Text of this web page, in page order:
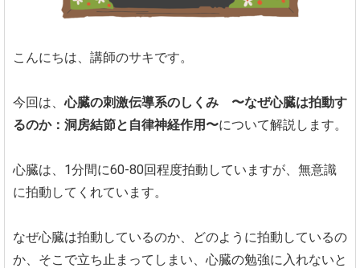
こんにちは、講師のサキです。
今回は、心臓の刺激伝導系のしくみ 〜なぜ心臓は拍動す
るのか：洞房結節と自律神経作用〜について解説します。
心臓は、1分間に60-80回程度拍動していますが、無意識
に拍動してくれています。
なぜ心臓は拍動しているのか、どのように拍動しているの
か、そこで立ち止まってしまい、心臓の勉強に入れないと